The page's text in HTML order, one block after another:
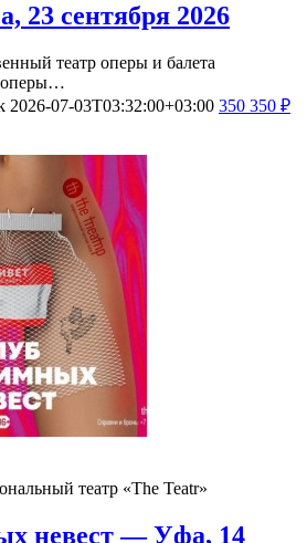
23 сентября 2026
театр оперы и балета
оперы…
2026-07-03T03:32:00+03:00 350 350 ₽
театр «The Teatr»
невест — Уфа, 14